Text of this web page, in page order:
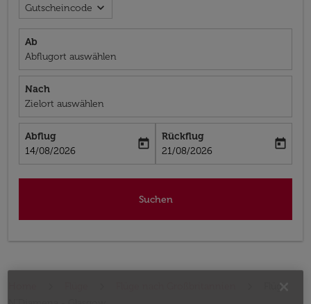
Gutscheincode expand_more
Ab
Abflugort auswählen
Nach
Zielort auswählen
Abflug
fc-booking-departure-date-aria-label
14/08/2026
today
Rückflug
fc-booking-return-date-aria-label
21/08/2026
today
Suchen
Flüge